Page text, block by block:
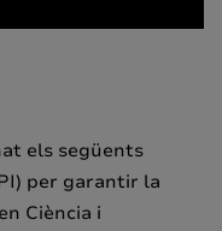
els següents
per garantir la
Ciència i